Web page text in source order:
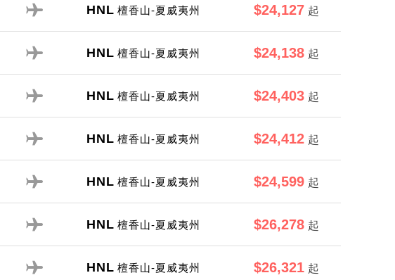
HNL 檀香山-夏威夷州 $24,127 起
HNL 檀香山-夏威夷州 $24,138 起
HNL 檀香山-夏威夷州 $24,403 起
HNL 檀香山-夏威夷州 $24,412 起
HNL 檀香山-夏威夷州 $24,599 起
HNL 檀香山-夏威夷州 $26,278 起
HNL 檀香山-夏威夷州 $26,321 起